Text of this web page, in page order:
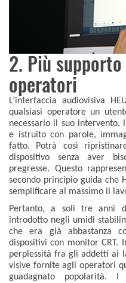
2. Più
operatori
L’interfaccia audiovisiva
qualsiasi operatore un
necessario il suo intervento,
e istruito con parole,
fatto. Potrà così
dispositivo senza aver
pregresse. Questo
secondo principio guida che
semplificare al massimo il
Pertanto, a soli tre anni
introdotto negli umidi
che era già abbastanza
dispositivi con monitor CRT.
perplessità fra gli addetti ai
visive fornite agli operatori
guadagnato popolarità. I